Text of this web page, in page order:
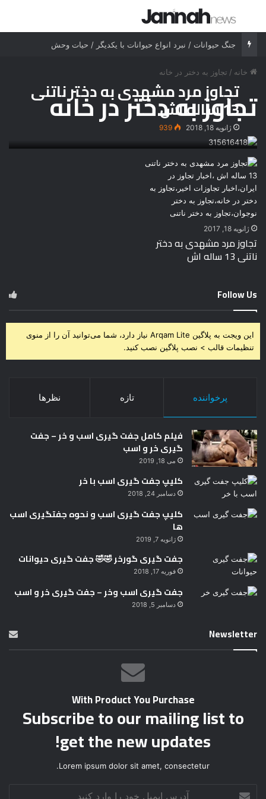
جستجو برای
جنگ حیوانات / نبرد انواع حیوانات با یکدیگر / حیات وحش
خانه / تجاوز به دختر در خانه
تجاوز به دختر در خانه
تجاوز مرد مشهدی به دختر ناتنی
13 ساله اش
ژانویه 18, 2018 939
ژانویه 18, 2017
تجاوز مرد مشهدی به دختر
ناتنی 13 ساله اش
Follow Us
این ویجت به پلاگین Arqam Lite نیاز دارد، شما می‌توانید آن را از منوی
تنظیمات قالب > نصب پلاگین نصب کنید.
پرخواننده تازه نظرها
فیلم کامل جفت گیری اسب و خر – جفت
گیری خر و اسب
می 18, 2019
کلیپ جفت گیری اسب با خر
دسامبر 24, 2018
کلیپ جفت گیری اسب و نحوه جفتگیری اسب
ها
ژانویه 7, 2019
جفت گیری گورخر 🤣🤣 جفت گیری حیوانات
فوریه 17, 2018
جفت گیری اسب وخر – جفت گیری خر و اسب
دسامبر 5, 2018
Newsletter
With Product You Purchase
Subscribe to our mailing list to
get the new updates!
Lorem ipsum dolor sit amet, consectetur.